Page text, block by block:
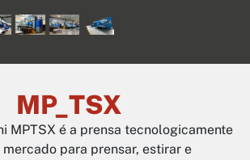
MP_TSX
MPTSX é a prensa tecnologicamente
para prensar, estirar e